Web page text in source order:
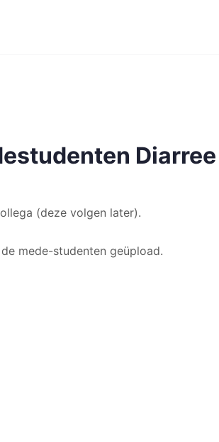
Diarree
(deze volgen later).
mede-studenten geüpload.